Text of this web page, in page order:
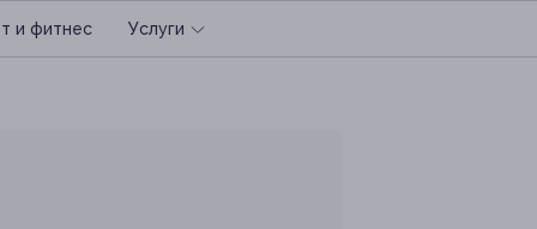
и фитнес Услуги